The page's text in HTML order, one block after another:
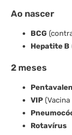
Ao nascer
BCG
Hepatite B
2 meses
VIP
Rotavírus